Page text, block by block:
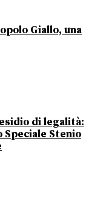
Giallo, una
di legalità:
Stenio